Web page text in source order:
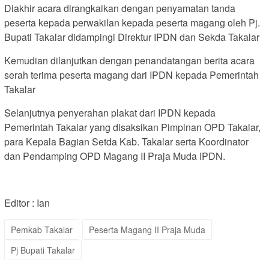
Diakhir acara dirangkaikan dengan penyamatan tanda
peserta kepada perwakilan kepada peserta magang oleh Pj.
Bupati Takalar didampingi Direktur IPDN dan Sekda Takalar
Kemudian dilanjutkan dengan penandatangan berita acara
serah terima peserta magang dari IPDN kepada Pemerintah
Takalar
Selanjutnya penyerahan plakat dari IPDN kepada
Pemerintah Takalar yang disaksikan Pimpinan OPD Takalar,
para Kepala Bagian Setda Kab. Takalar serta Koordinator
dan Pendamping OPD Magang II Praja Muda IPDN.
Editor : Ian
Pemkab Takalar
Peserta Magang II Praja Muda
Pj Bupati Takalar